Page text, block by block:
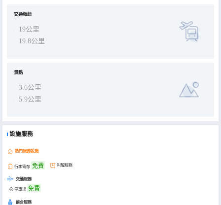
裏，您可以享受到乾淨整潔的房間、貼心周到的服務，便捷地前往周邊景點，讓您的武隆之行更加順暢與愜意。期待您
交通樞紐
19公里
19.8公里
景點
3.6公里
5.9公里
設施服務
熱門服務設施
行李寄存 免費 叫醒服務
交通服務
停車場 免費
前台服務